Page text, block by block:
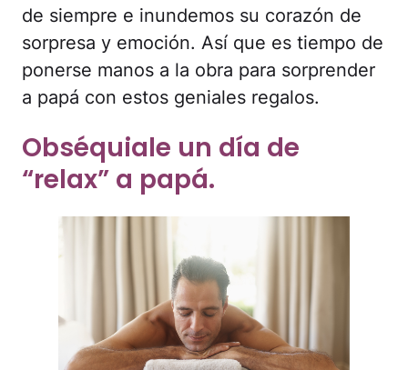
de siempre e inundemos su corazón de
sorpresa y emoción. Así que es tiempo de
ponerse manos a la obra para sorprender
a papá con estos geniales regalos.
Obséquiale un día de
“relax” a papá.